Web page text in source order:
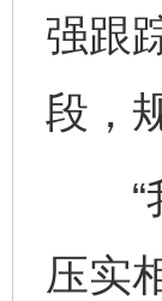
强跟
段，
“我
压实